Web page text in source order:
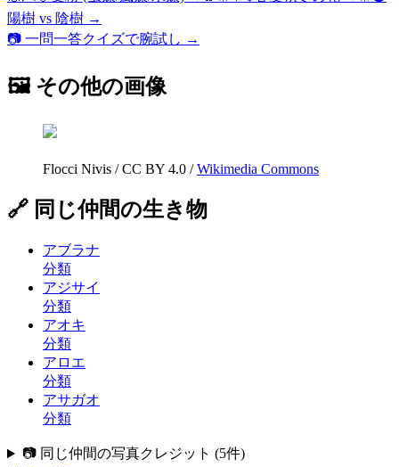
陽樹 vs 陰樹 →
📷 一問一答クイズで腕試し →
🖼 その他の画像
Flocci Nivis /CC BY 4.0 / Wikimedia Commons
🔗 同じ仲間の生き物
アブラナ
分類
アジサイ
分類
アオキ
分類
アロエ
分類
アサガオ
分類
📷 同じ仲間の写真クレジット (5件)